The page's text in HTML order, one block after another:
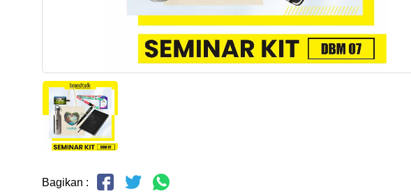
Bagikan :